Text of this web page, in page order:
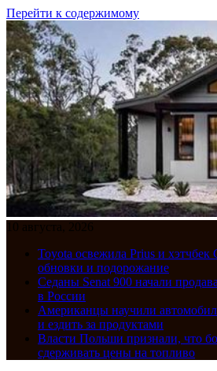
Перейти к содержимому
10 августа, 2026
Toyota освежила Prius и
обновки и подорожание
Седаны Senat 900 начали
в России
Американцы научили
и ездить за продуктами
Власти Польши признали, что
сдерживать цены на топливо